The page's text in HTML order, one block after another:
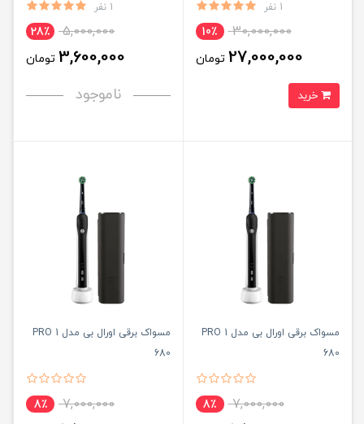
1 نفر
30,000,000 10٪
27,000,000 تومان
1 نفر
5,000,000 28٪
3,600,000 تومان
ناموجود
مسواک برقی اورال بی مدل PRO 1
680
7,000,000 8٪
مسواک برقی اورال بی مدل PRO 1
680
7,000,000 8٪